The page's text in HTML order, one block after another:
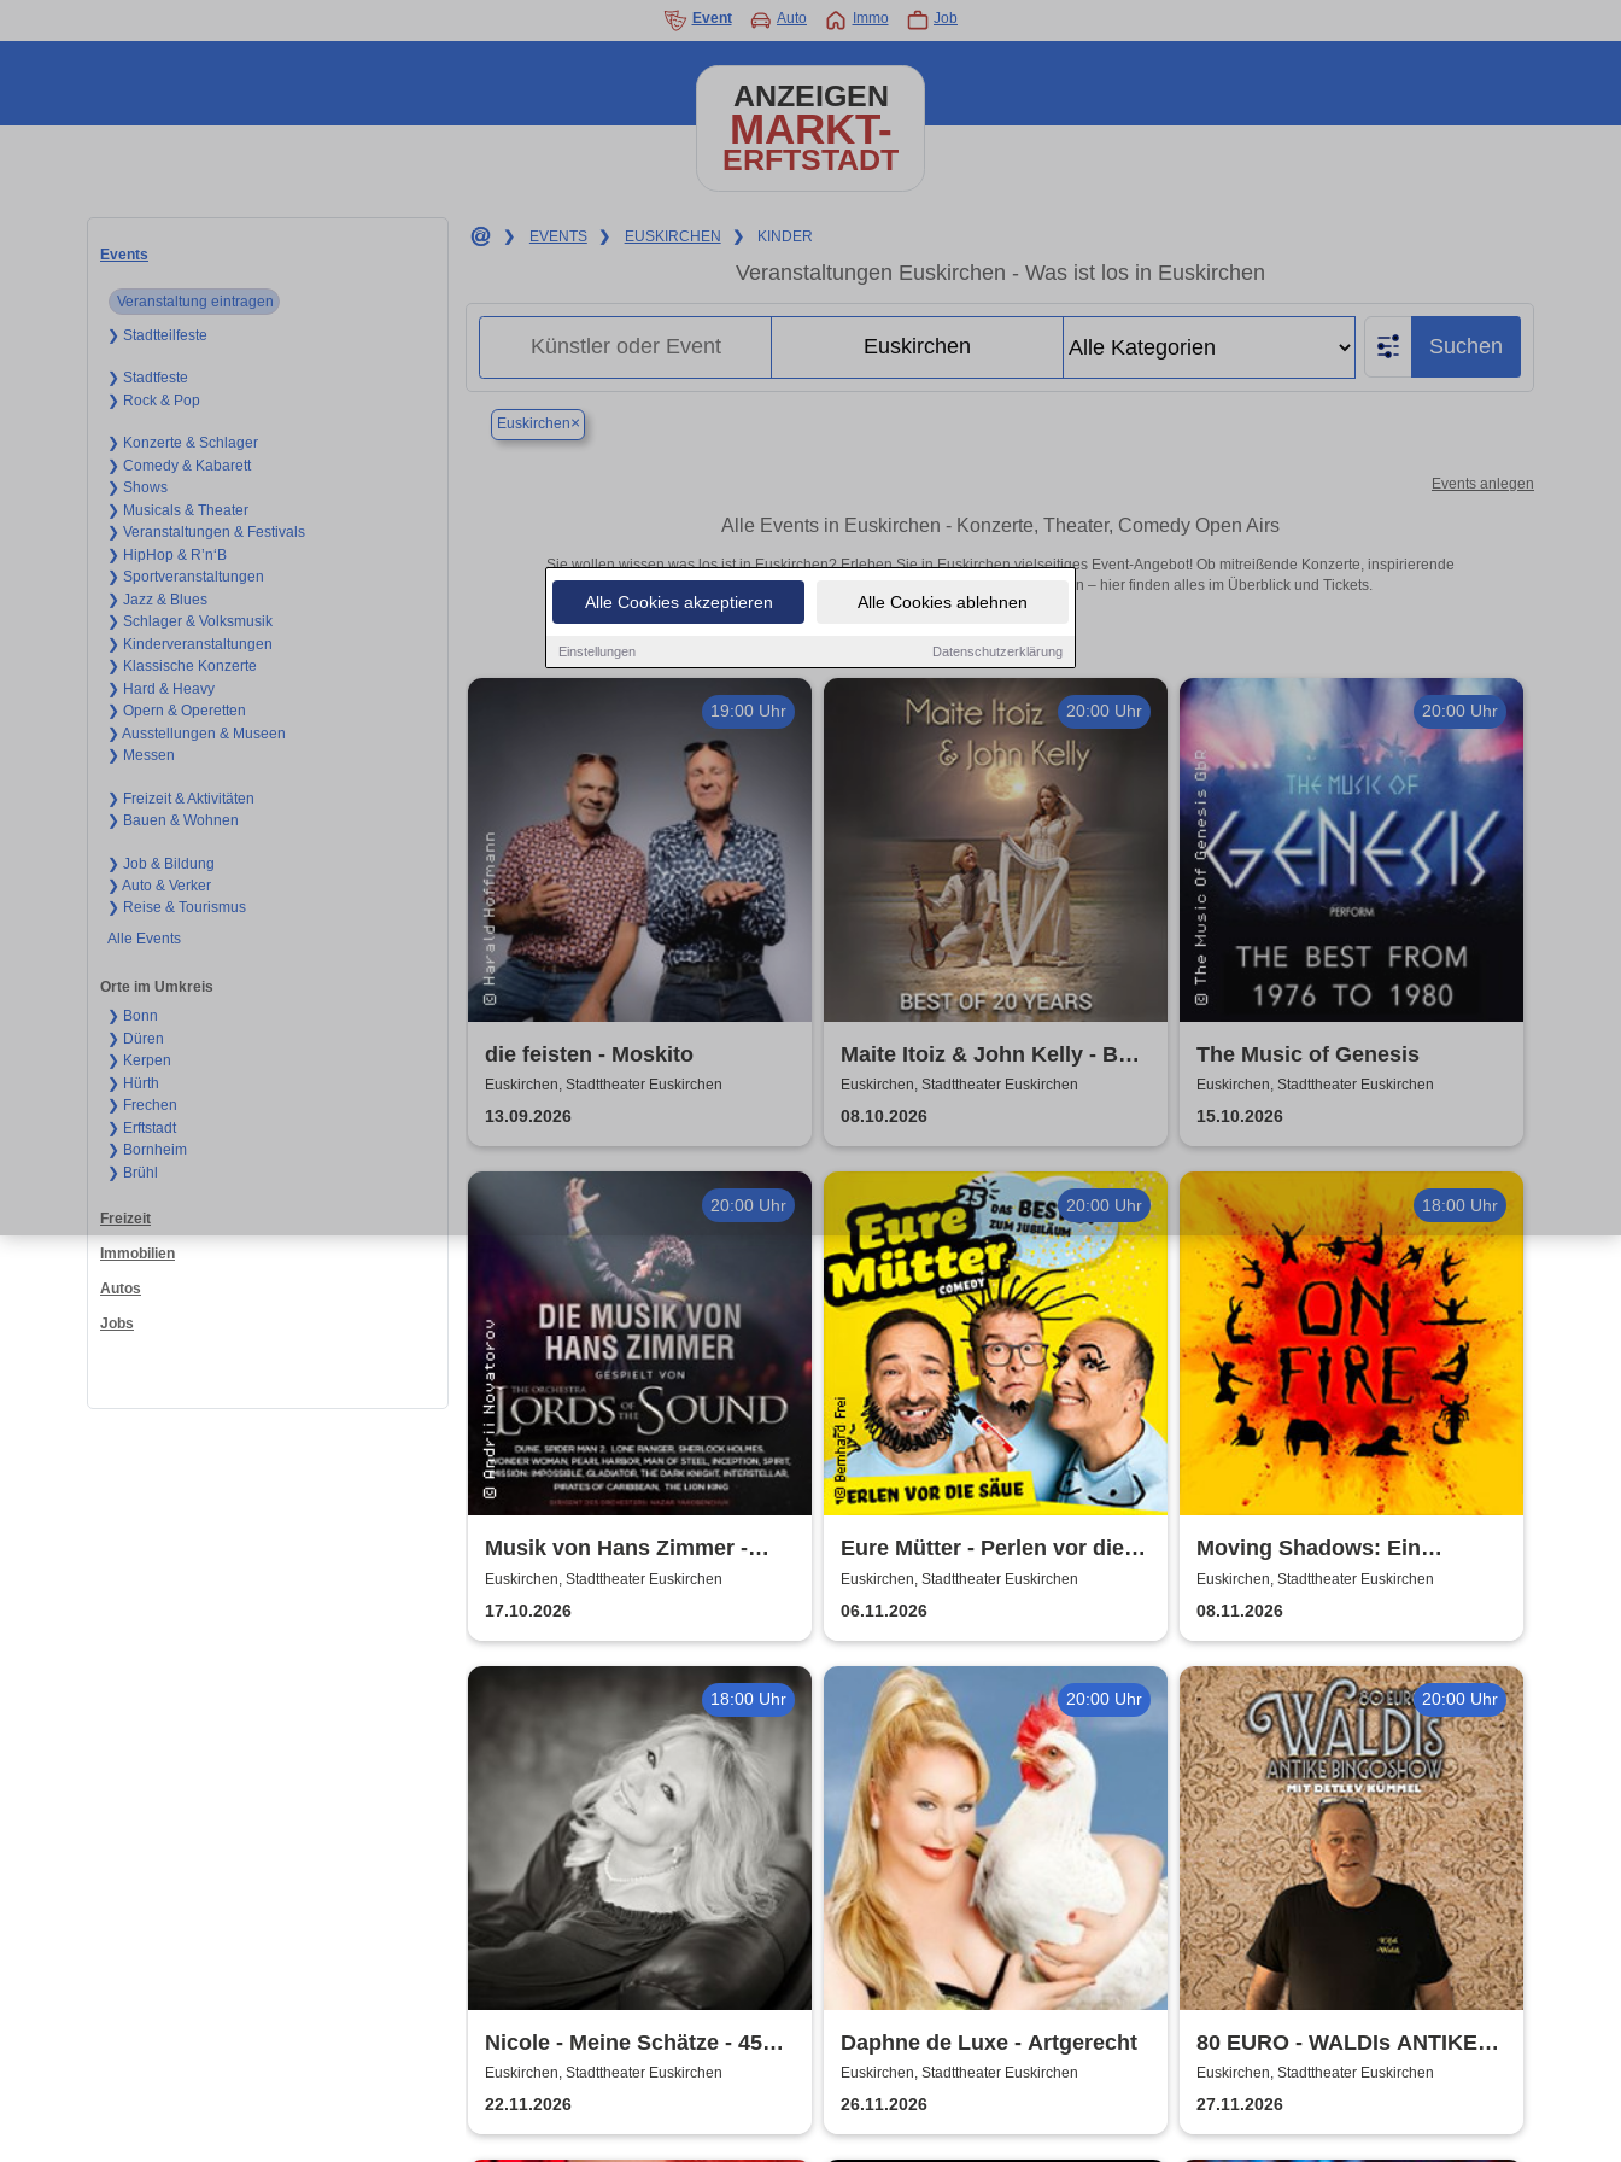
Alle Cookies akzeptieren Alle Cookies ablehnen
Einstellungen Datenschutzerklärung
Event Auto Immo Job
ANZEIGEN
MARKT-
ERFTSTADT
Events
Veranstaltung eintragen
❯ Stadtteilfeste
❯ Stadtfeste
❯ Rock & Pop
❯ Konzerte & Schlager
❯ Comedy & Kabarett
❯ Shows
❯ Musicals & Theater
❯ Veranstaltungen & Festivals
❯ HipHop & R’n‘B
❯ Sportveranstaltungen
❯ Jazz & Blues
❯ Schlager & Volksmusik
❯ Kinderveranstaltungen
❯ Klassische Konzerte
❯ Hard & Heavy
❯ Opern & Operetten
❯ Ausstellungen & Museen
❯ Messen
❯ Freizeit & Aktivitäten
❯ Bauen & Wohnen
❯ Job & Bildung
❯ Auto & Verker
❯ Reise & Tourismus
Alle Events
Orte im Umkreis
❯ Bonn
❯ Düren
❯ Kerpen
❯ Hürth
❯ Frechen
❯ Erftstadt
❯ Bornheim
❯ Brühl
Freizeit
Immobilien
Autos
Jobs
❯ EVENTS ❯ EUSKIRCHEN ❯ KINDER
Veranstaltungen Euskirchen - Was ist los in Euskirchen
Suchen
Euskirchen×
Events anlegen
Alle Events in Euskirchen - Konzerte, Theater, Comedy Open Airs
Sie wollen wissen was los ist in Euskirchen? Erleben Sie in Euskirchen vielseitiges Event-Angebot! Ob mitreißende Konzerte, inspirierende
Theateraufführungen oder aufregende Veranstaltungen in Euskirchen – hier finden alles im Überblick und Tickets.
19:00 Uhr
die feisten - Moskito
Euskirchen, Stadttheater Euskirchen
13.09.2026
20:00 Uhr
Maite Itoiz & John Kelly - Best
of 20 Years - Anniversary
Tour 2026
Euskirchen, Stadttheater Euskirchen
08.10.2026
20:00 Uhr
The Music of Genesis
Euskirchen, Stadttheater Euskirchen
15.10.2026
20:00 Uhr
Musik von Hans Zimmer -
gespielt von Lords of the
Sound
Euskirchen, Stadttheater Euskirchen
17.10.2026
20:00 Uhr
Eure Mütter - Perlen vor die
Säue - Das Best Of zum
Jubiläum
Euskirchen, Stadttheater Euskirchen
06.11.2026
18:00 Uhr
Moving Shadows: Ein
Schattentheater, das alles in
den Schatten stellt - On Fire
Euskirchen, Stadttheater Euskirchen
08.11.2026
18:00 Uhr
Nicole - Meine Schätze - 45
Jahre Jubiläumstour
Euskirchen, Stadttheater Euskirchen
22.11.2026
20:00 Uhr
Daphne de Luxe - Artgerecht
Euskirchen, Stadttheater Euskirchen
26.11.2026
20:00 Uhr
80 EURO - WALDIs ANTIKE
BINGOSHOW
Euskirchen, Stadttheater Euskirchen
27.11.2026